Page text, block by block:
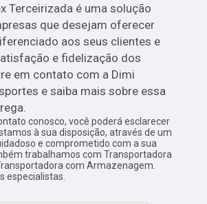
Terceirizada é uma solução
que desejam oferecer
aos seus clientes e
e fidelização dos
em contato com a Dimi
e saiba mais sobre essa
conosco, você poderá esclarecer
à sua disposição, através de um
e comprometido com a sua
trabalhamos com Transportadora
com Armazenagem.
especialistas.